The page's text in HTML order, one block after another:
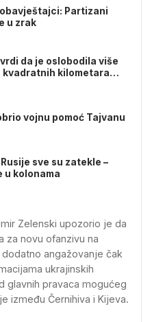
Partizani
u zrak
da je oslobodila više
kvadratnih kilometara
vojnu pomoć Tajvanu
sve su zatekle –
u kolonama
Zelenski upozorio je da
za novu ofanzivu na
angažovanje čak
ukrajinskih
glavnih pravaca mogućeg
između Černihiva i Kijeva.